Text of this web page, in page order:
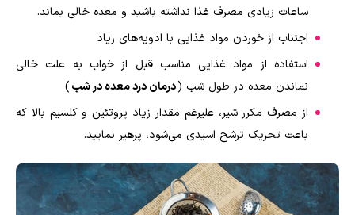
ساعات زیادی مصرف غذا نداشته باشید و معده خالی بماند.
اجتناب از خوردن مواد غذایی با ادویه‌های زیاد
استفاده از مواد غذایی مناسب قبل از خواب به علت خالی
نماندن معده در طول شب (درمان درد معده در شب)
از مصرف مکرر شیر، علیرغم مقدار زیاد پروتئین و کلسیم بالا که
باعت تحریک ترشح اسیدی می‌شود، پرهیر نمایید.